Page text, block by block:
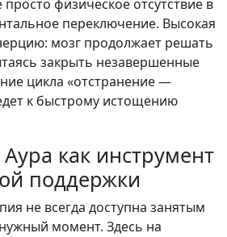
физическое отсутствие в
переключение. Высокая
мозг продолжает решать
закрыть незавершенные
цикла «отстранение —
к быстрому истощению
как инструмент
поддержки
не всегда доступна занятым
момент. Здесь на